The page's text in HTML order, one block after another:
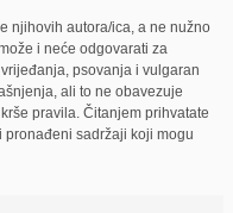
njihovih autora/ica, a ne nužno
i neće odgovarati za
psovanja i vulgaran
ali to ne obavezuje
pravila. Čitanjem prihvatate
pronađeni sadržaji koji mogu